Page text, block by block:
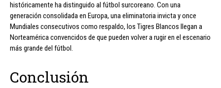
históricamente ha distinguido al fútbol surcoreano. Con una
generación consolidada en Europa, una eliminatoria invicta y once
Mundiales consecutivos como respaldo, los Tigres Blancos llegan a
Norteamérica convencidos de que pueden volver a rugir en el escenario
más grande del fútbol.
Conclusión